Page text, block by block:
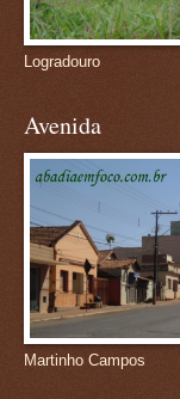
Logradouro
Avenida
Martinho Campos